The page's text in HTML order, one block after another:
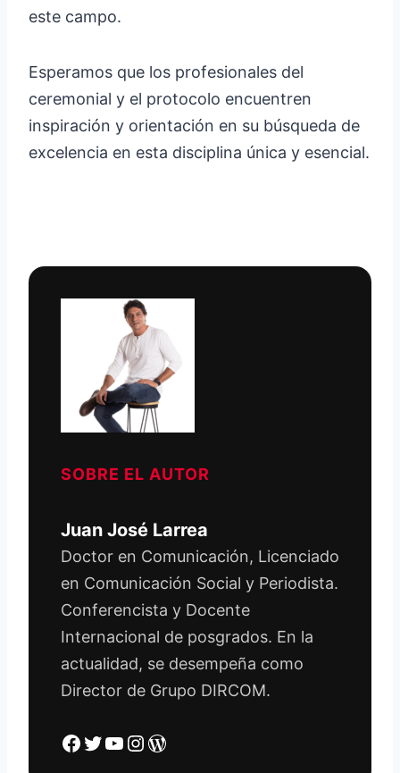
este campo.
Esperamos que los profesionales del
ceremonial y el protocolo encuentren
inspiración y orientación en su búsqueda de
excelencia en esta disciplina única y esencial.
SOBRE EL AUTOR
Juan José Larrea
Doctor en Comunicación, Licenciado
en Comunicación Social y Periodista.
Conferencista y Docente
Internacional de posgrados. En la
actualidad, se desempeña como
Director de Grupo DIRCOM.
Facebook Twitter YouTube Instagram WordPress